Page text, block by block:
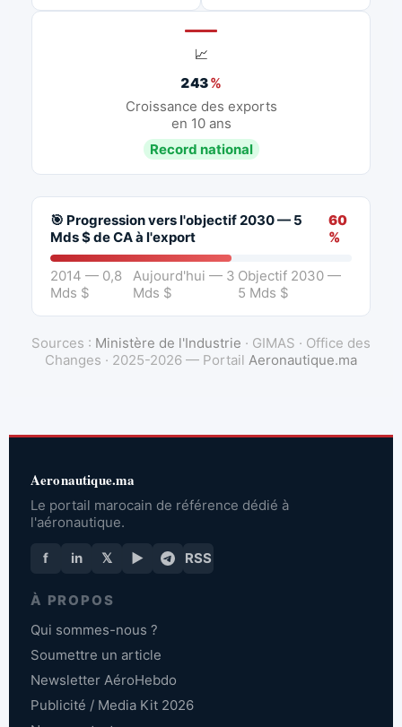
📈
243%
Croissance des exports
en 10 ans
Record national
🎯 Progression vers l'objectif 2030 — 5
Mds $ de CA à l'export
60
%
2014 — 0,8
Mds $
Aujourd'hui — 3
Mds $
Objectif 2030 —
5 Mds $
Sources : Ministère de l'Industrie · GIMAS · Office des
Changes · 2025-2026 — Portail Aeronautique.ma
Aeronautique.ma
Le portail marocain de référence dédié à
l'aéronautique.
f in 𝕏 ▶ RSS
À PROPOS
Qui sommes-nous ?
Soumettre un article
Newsletter AéroHebdo
Publicité / Media Kit 2026